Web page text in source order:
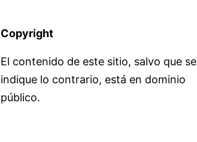
Copyright
El contenido de este sitio, salvo que se
indique lo contrario, está en dominio
público.